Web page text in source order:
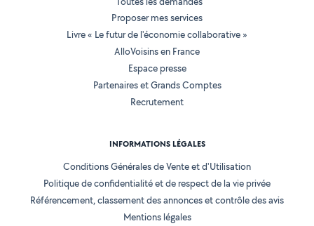
Proposer mes services
Livre « Le futur de l'économie collaborative »
AlloVoisins en France
Espace presse
Partenaires et Grands Comptes
Recrutement
INFORMATIONS LÉGALES
Conditions Générales de Vente et d'Utilisation
Politique de confidentialité et de respect de la vie privée
Référencement, classement des annonces et contrôle des avis
Mentions légales